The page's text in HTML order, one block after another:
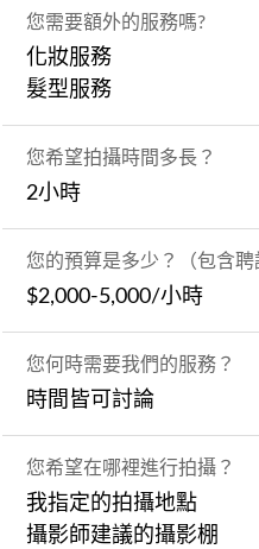
您需要額外的服務嗎?
化妝服務
髮型服務
您希望拍攝時間多長？
2小時
您的預算是多少？（包含聘
$2,000-5,000/小時
您何時需要我們的服務？
時間皆可討論
您希望在哪裡進行拍攝？
我指定的拍攝地點
攝影師建議的攝影棚